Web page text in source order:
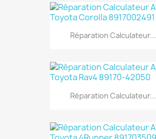
Réparation Calculateur...
Réparation Calculateur...